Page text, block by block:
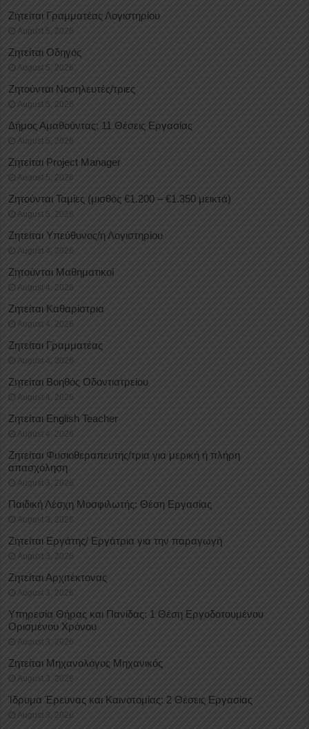
Ζητείται Γραμματέας Λογιστηρίου
August 5, 2026
Ζητείται Οδηγός
August 5, 2026
Ζητούνται Νοσηλευτές/τριες
August 5, 2026
Δήμος Αμαθούντας: 11 Θέσεις Εργασίας
August 5, 2026
Ζητείται Project Manager
August 5, 2026
Ζητούνται Ταμίες (μισθός €1.200 – €1.350 μεικτά)
August 5, 2026
Ζητείται Υπεύθυνος/η Λογιστηρίου
August 4, 2026
Ζητούνται Μαθηματικοί
August 4, 2026
Ζητείται Καθαρίστρια
August 4, 2026
Ζητείται Γραμματέας
August 4, 2026
Ζητείται Βοηθός Οδοντιατρείου
August 4, 2026
Ζητείται English Teacher
August 4, 2026
Ζητείται Φυσιοθεραπευτής/τρια για μερική ή πλήρη
απασχόληση
August 3, 2026
Παιδική Λέσχη Μοσφιλωτής: Θέση Εργασίας
August 3, 2026
Ζητείται Εργάτης/ Εργάτρια για την παραγωγή
August 3, 2026
Ζητείται Αρχιτέκτονας
August 3, 2026
Υπηρεσία Θήρας και Πανίδας: 1 Θέση Eργοδοτουμένου
Oρισμένου Xρόνου
August 3, 2026
Ζητείται Μηχανολόγος Μηχανικός
August 3, 2026
Ίδρυμα Έρευνας και Καινοτομίας: 2 Θέσεις Εργασίας
August 3, 2026